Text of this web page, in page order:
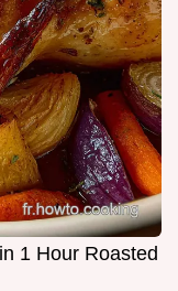
1 Hour Roasted